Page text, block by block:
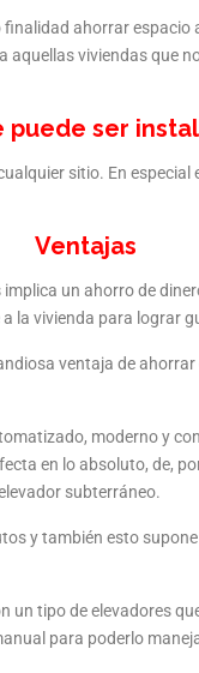
ahorrar espacio
aquellas viviendas que
puede ser
sitio. En
Ventajas
un ahorro de
la vivienda para lograr
ventaja de
moderno y
en lo absoluto, de,
subterráneo.
y también esto
un tipo de elevadores
para poderlo